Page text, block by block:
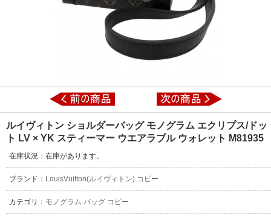
ルイヴィトン ショルダーバッグ モノグラム エクリプス/ドッ
ト LV × YK スティーマー ウエアラブル ウォレット M81935
在庫状況：在庫があります。
ブランド： LouisVuitton(ルイヴィトン) コピー
カテゴリ： モノグラム バッグ コピー